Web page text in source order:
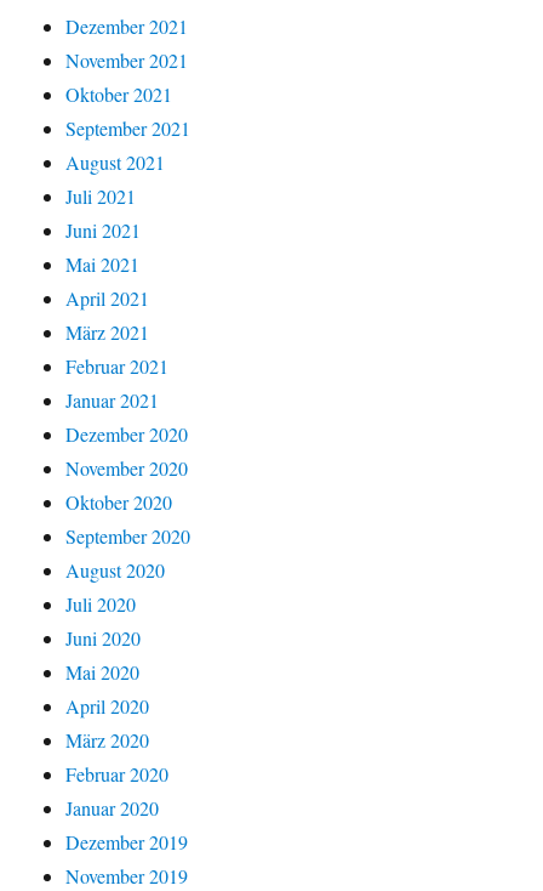
Dezember 2021
November 2021
Oktober 2021
September 2021
August 2021
Juli 2021
Juni 2021
Mai 2021
April 2021
März 2021
Februar 2021
Januar 2021
Dezember 2020
November 2020
Oktober 2020
September 2020
August 2020
Juli 2020
Juni 2020
Mai 2020
April 2020
März 2020
Februar 2020
Januar 2020
Dezember 2019
November 2019